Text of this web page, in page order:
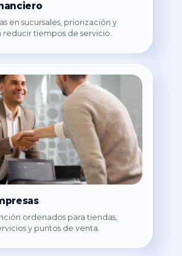
en sucursales, priorización y
reducir tiempos de servicio.
ordenados para tiendas,
y puntos de venta.